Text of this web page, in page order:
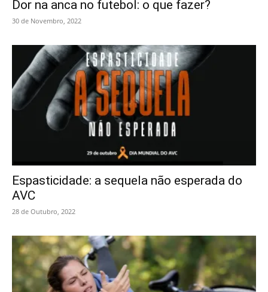
Dor na anca no futebol: o que fazer?
30 de Novembro, 2022
Espasticidade: a sequela não esperada do
AVC
28 de Outubro, 2022